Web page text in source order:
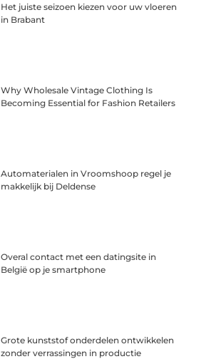
Het juiste seizoen kiezen voor uw vloeren
in Brabant
Why Wholesale Vintage Clothing Is
Becoming Essential for Fashion Retailers
Automaterialen in Vroomshoop regel je
makkelijk bij Deldense
Overal contact met een datingsite in
België op je smartphone
Grote kunststof onderdelen ontwikkelen
zonder verrassingen in productie